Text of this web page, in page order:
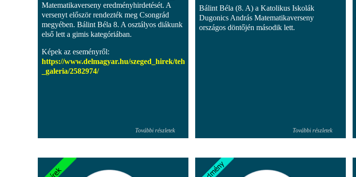
Matematikaverseny eredményhirdetését. A
versenyt először rendezték meg Csongrád
megyében. Bálint Béla 8. A osztályos diákunk
első lett a gimis kategóriában.
Képek az eseményről:
https://www.delmagyar.hu/szeged_hirek/tehetseges_matematikus_diakokat_dijaztak_szegeden_-
_galeria/2582974/
További részletek
Bálint Béla (8. A) a Katolikus Iskolák
Dugonics András Matematikaverseny
országos döntőjén második lett.
További részletek